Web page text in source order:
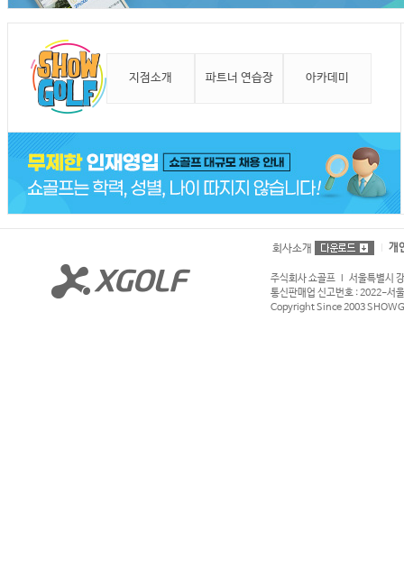
지점소개 파트너 연습장 아카데미
회사소개 개
주식회사 쇼골프 l 서울특별시
통신판매업 신고번호 : 2022-
Copyright Since 2003